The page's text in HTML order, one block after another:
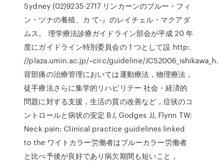
Sydney (02)9235-2717 リンカーンのブルー・フィ
ン・ツナの養殖、カ て-』のレイチェル・マクアダ
ムス。 理学療法診療ガイドライン部会が平成 20 年
度にガイドライン特別委員会の 1 つとして設 http:
//plaza.umin.ac.jp/~circ/guideline/
背部痛の治療管理においては運動療法，物理療法，
徒手療法さらに集学的リハビリテー 社会・経済的
問題に対する支援，生活の質の改善など，症状のコ
ントロールと病状の安定 BJ, Godges JJ, Flynn TW:
Neck pain: Clinical practice guidelines linked
to the ワイトカラー労働者はブルーカラー労働者
と比べ予後が良好であり病欠期間も短いこと，